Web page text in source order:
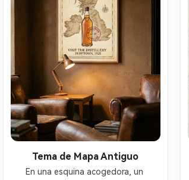
Tema de Mapa Antiguo
En una esquina acogedora, un